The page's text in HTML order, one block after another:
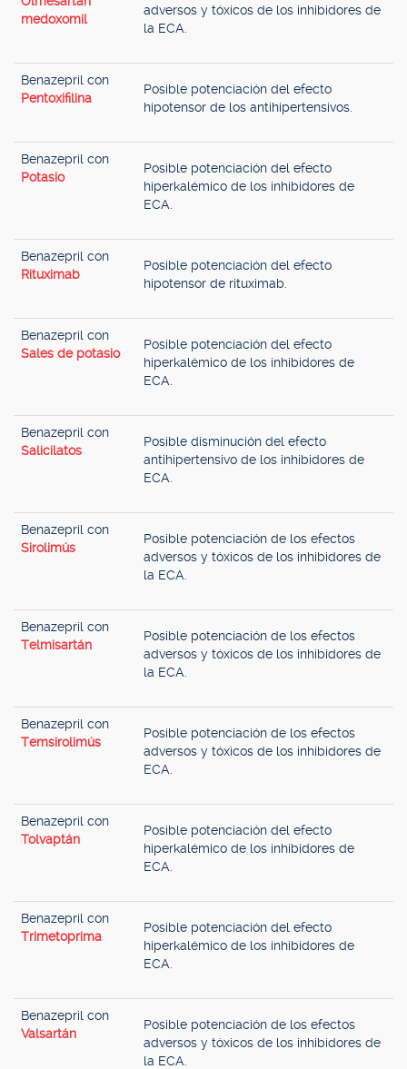
medoxomil
adversos y tóxicos de los inhibidores de
la ECA.
Benazepril con
Pentoxifilina
Posible potenciación del efecto
hipotensor de los antihipertensivos.
Benazepril con
Potasio
Posible potenciación del efecto
hiperkalémico de los inhibidores de
ECA.
Benazepril con
Rituximab
Posible potenciación del efecto
hipotensor de rituximab.
Benazepril con
Sales de potasio
Posible potenciación del efecto
hiperkalémico de los inhibidores de
ECA.
Benazepril con
Salicilatos
Posible disminución del efecto
antihipertensivo de los inhibidores de
ECA.
Benazepril con
Sirolimús
Posible potenciación de los efectos
adversos y tóxicos de los inhibidores de
la ECA.
Benazepril con
Telmisartán
Posible potenciación de los efectos
adversos y tóxicos de los inhibidores de
la ECA.
Benazepril con
Temsirolimús
Posible potenciación de los efectos
adversos y tóxicos de los inhibidores de
ECA.
Benazepril con
Tolvaptán
Posible potenciación del efecto
hiperkalémico de los inhibidores de
ECA.
Benazepril con
Trimetoprima
Posible potenciación del efecto
hiperkalémico de los inhibidores de
ECA.
Benazepril con
Valsartán
Posible potenciación de los efectos
adversos y tóxicos de los inhibidores de
la ECA.